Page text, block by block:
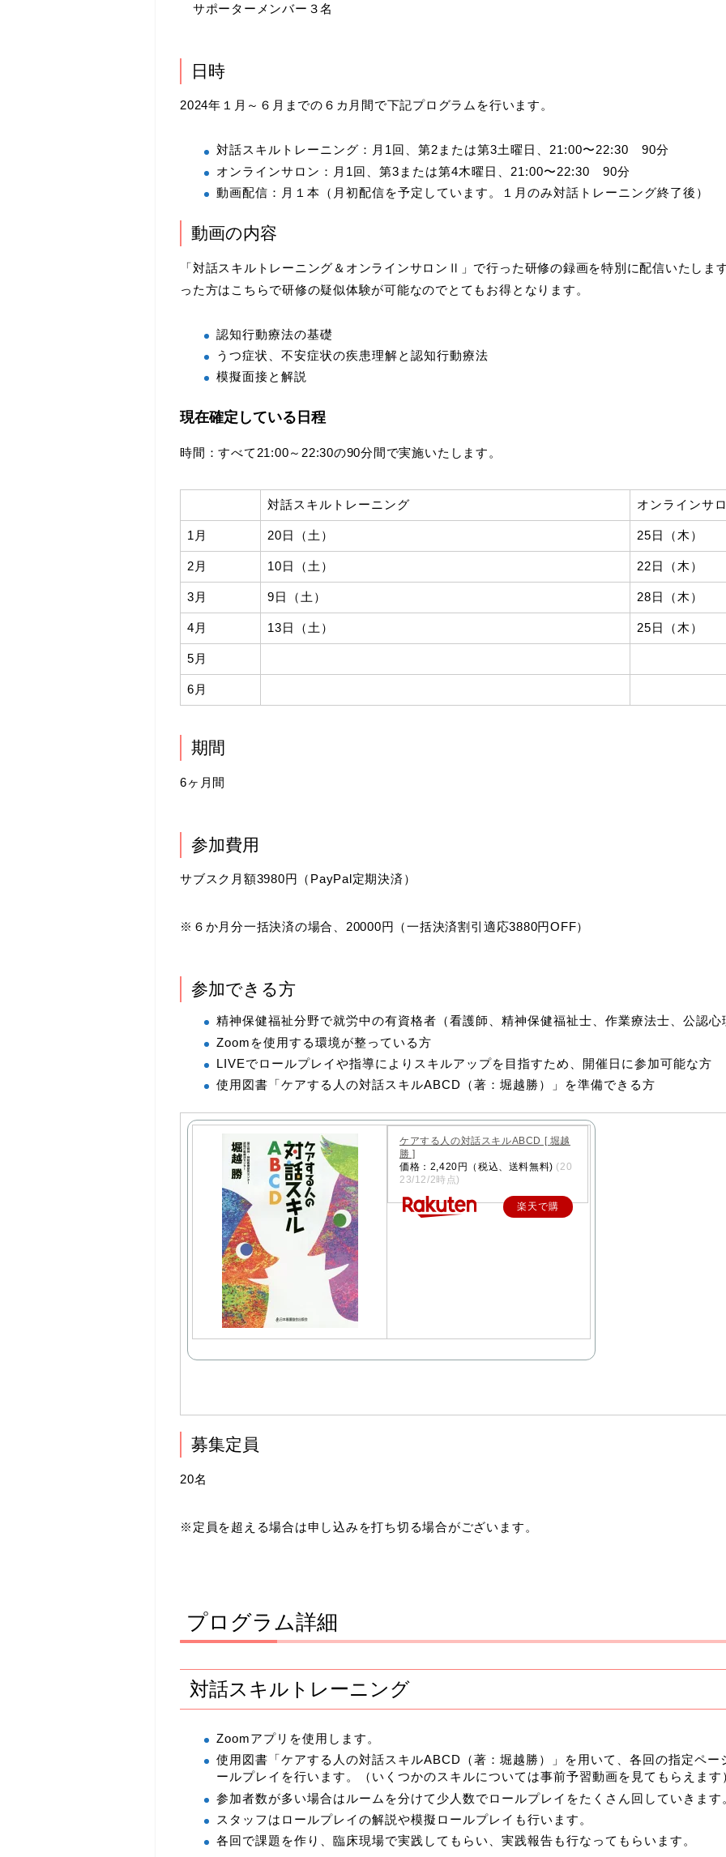
サポーターメンバー３名
日時
2024年１月～６月までの６カ月間で下記プログラムを行います。
対話スキルトレーニング：月1回、第2または第3土曜日、21:00〜22:30 90分
オンラインサロン：月1回、第3または第4木曜日、21:00〜22:30 90分
動画配信：月１本（月初配信を予定しています。１月のみ対話トレーニング終了後）
動画の内容
「対話スキルトレーニング＆オンラインサロンⅡ」で行った研修の録画を特別に配信いたし
った方はこちらで研修の疑似体験が可能なのでとてもお得となります。
認知行動療法の基礎
うつ症状、不安症状の疾患理解と認知行動療法
模擬面接と解説
現在確定している日程
時間：すべて21:00～22:30の90分間で実施いたします。
対話スキルトレーニング オンラインサ
1月 20日（土） 25日（木）
2月 10日（土） 22日（木）
3月 9日（土） 28日（木）
4月 13日（土） 25日（木）
5月
6月
期間
6ヶ月間
参加費用
サブスク月額3980円（PayPal定期決済）
※６か月分一括決済の場合、20000円（一括決済割引適応3880円OFF）
参加できる方
精神保健福祉分野で就労中の有資格者（看護師、精神保健福祉士、作業療法士、公認心
Zoomを使用する環境が整っている方
LIVEでロールプレイや指導によりスキルアップを目指すため、開催日に参加可能な方
使用図書「ケアする人の対話スキルABCD（著：堀越勝）」を準備できる方
ケアする人の対話スキルABCD [ 堀越
勝 ]
価格：2,420円（税込、送料無料) (20
23/12/2時点)
楽天で購
募集定員
20名
※定員を超える場合は申し込みを打ち切る場合がございます。
プログラム詳細
対話スキルトレーニング
Zoomアプリを使用します。
使用図書「ケアする人の対話スキルABCD（著：堀越勝）」を用いて、各回の指定ペ
ールプレイを行います。（いくつかのスキルについては事前予習動画を見てもらえます
参加者数が多い場合はルームを分けて少人数でロールプレイをたくさん回していきます
スタッフはロールプレイの解説や模擬ロールプレイも行います。
各回で課題を作り、臨床現場で実践してもらい、実践報告も行なってもらいます。